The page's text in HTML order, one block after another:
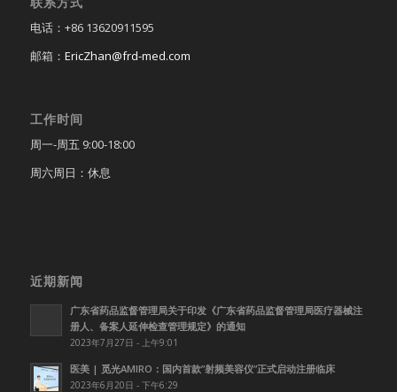
电话：+86 13620911595
邮箱： EricZhan@frd-med.com
工作时间
周一-周五 9:00-18:00
周六周日：休息
近期新闻
广东省药品监督管理局关于印发《广东省药品监督管理局医疗器械注
册人、备案人延伸检查管理规定》的通知
2023年7月27日 - 上午9:01
医美 | 觅光AMIRO：国内首款”射频美容仪”正式启动注册临床
2023年6月20日 - 下午6:29